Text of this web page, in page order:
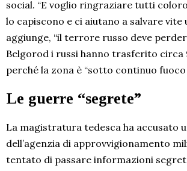
social. “E voglio ringraziare tutti
lo capiscono e ci aiutano a salvare vite
aggiunge, “il terrore russo deve
Belgorod i russi hanno trasferito circa
perché la zona è “sotto continuo fuoco
Le guerre “segrete”
La magistratura tedesca ha accusato
dell’agenzia di approvvigionamento
tentato di passare informazioni